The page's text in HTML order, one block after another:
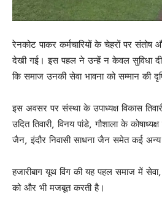
रेनकोट पाकर कर्मचारियों के चेहरों पर
देखी गई। इस पहल ने उन्हें न केवल सुविधा
कि समाज उनकी सेवा भावना को सम्मान की
इस अवसर पर संस्था के उपाध्यक्ष विकास
उदित तिवारी, विनय पांडे, गौशाला के
जैन, इंदौर निवासी साधना जैन समेत कई
हजारीबाग यूथ विंग की यह पहल समाज में
को और भी मजबूत करती है।